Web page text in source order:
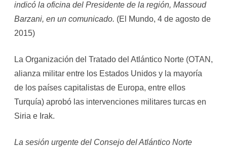
indicó la oficina del Presidente de la región, Massoud
Barzani, en un comunicado. (El Mundo, 4 de agosto de
2015)
La Organización del Tratado del Atlántico Norte (OTAN,
alianza militar entre los Estados Unidos y la mayoría
de los países capitalistas de Europa, entre ellos
Turquía) aprobó las intervenciones militares turcas en
Siria e Irak.
La sesión urgente del Consejo del Atlántico Norte